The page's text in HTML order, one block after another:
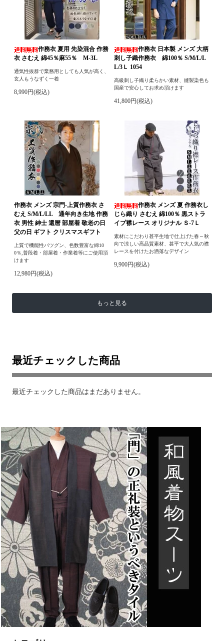
作務衣 夏用 先染混合 作務
衣 さむえ 綿45％麻55％ M-3L
通気性抜群で業務用としても人気が高く、
玄人もうなずく一着
8,990円(税込)
作務衣 日本製 メンズ 大柄
刺し子織作務衣 綿100％ S/M/L/L
L/3Ｌ 1054
高級刺し子織り柔らかい素材、縫製染色も
国産で安心してお求め頂けます
41,800円(税込)
作務衣 メンズ 宗門-上質作務衣 さ
むえ S/M/L/LL 通年向き生地 作務
衣 男性 紳士 還暦 部屋着 敬老の日
父の日 ギフト クリスマスギフト
上質で機能性バツグン、色数豊富な綿10
0％,普段着・部屋着・作業着等にご使用頂
けます
12,980円(税込)
作務衣 メンズ 夏 作務衣し
じら織り さむえ 綿100％ 黒ストラ
イプ襟レース オリジナル Ｓ-7Ｌ
素材にこだわり甚平生地で仕上げた春～秋
向で涼しい高品質素材、甚平で大人気の襟
レースを付けたお洒落なデザイン
9,900円(税込)
もっと見る
最近チェックした商品
最近チェックした商品はまだありません。